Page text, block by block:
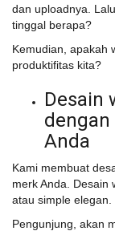
dan uploadnya.
tinggal berapa?
Kemudian, apakah
produktifitas kita?
Desain
Anda
Kami membuat
merk Anda. Desain
atau simple elegan.
Pengunjung, akan